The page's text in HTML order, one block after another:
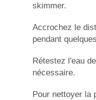
skimmer.
Accrochez le
pendant
Rétestez l'eau
nécessaire.
Pour nettoyer la